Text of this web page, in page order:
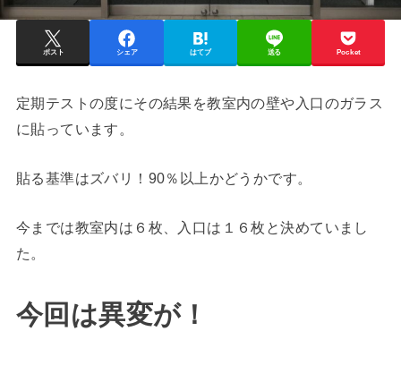
ポスト シェア はてブ 送る Pocket
定期テストの度にその結果を教室内の壁や入口のガラス
に貼っています。
貼る基準はズバリ！90％以上かどうかです。
今までは教室内は６枚、入口は１６枚と決めていまし
た。
今回は異変が！